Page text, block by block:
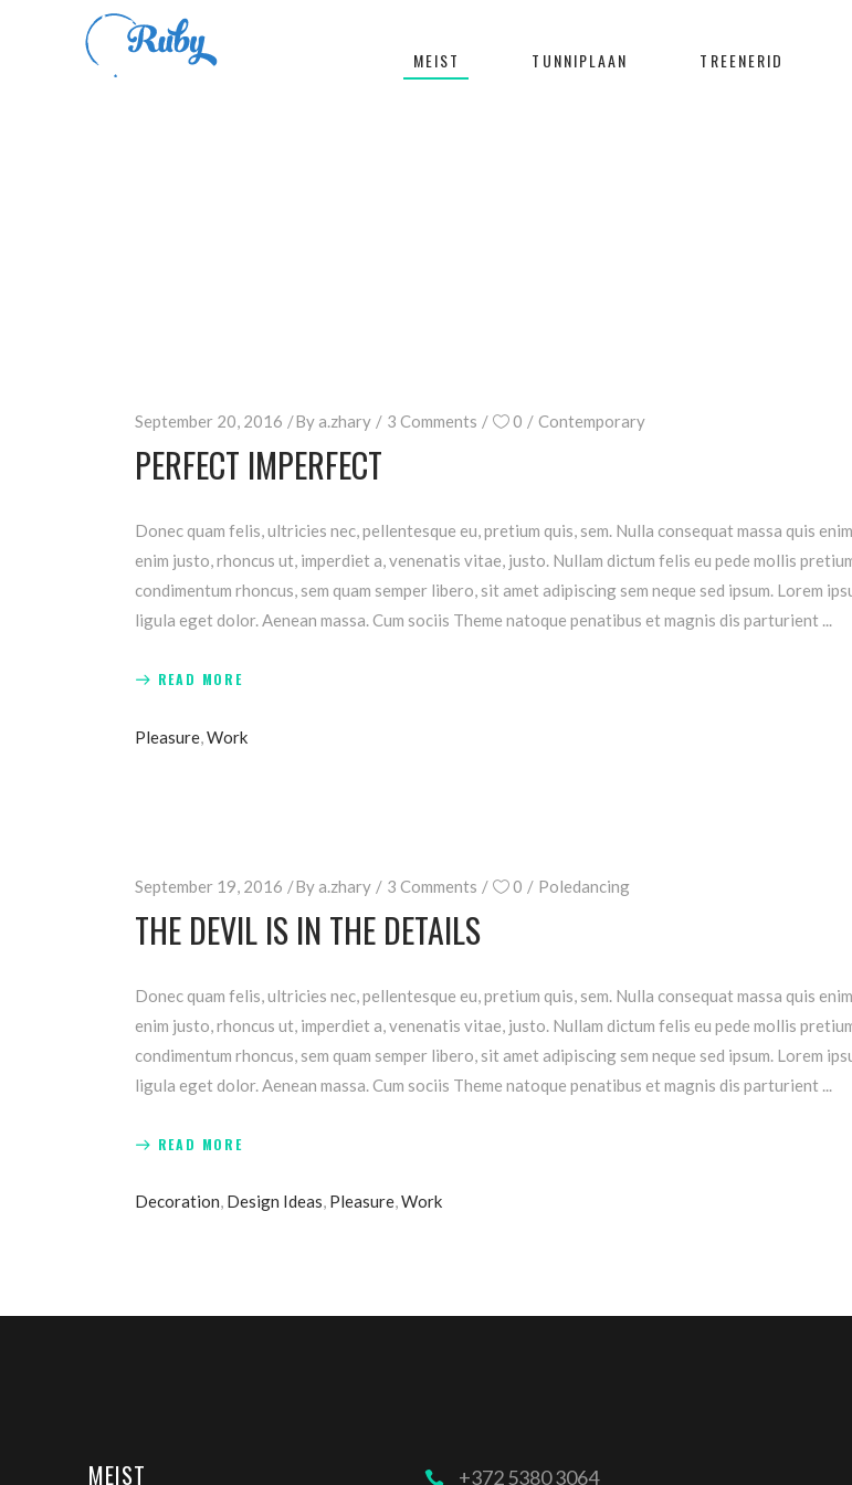
MEIST TUNNIPLAAN TREENERID
September 20, 2016 Bya.zhary 3 Comments 0 Contemporary
PERFECT IMPERFECT
Donec quam felis, ultricies nec, pellentesque eu, pretium quis, sem. Nulla consequat massa quis
enim justo, rhoncus ut, imperdiet a, venenatis vitae, justo. Nullam dictum felis eu pede mollis
condimentum rhoncus, sem quam semper libero, sit amet adipiscing sem neque sed ipsum. Lorem
ligula eget dolor. Aenean massa. Cum sociis Theme natoque penatibus et magnis dis parturient
READ MORE
Pleasure,Work
September 19, 2016 Bya.zhary 3 Comments 0 Poledancing
THE DEVIL IS IN THE DETAILS
Donec quam felis, ultricies nec, pellentesque eu, pretium quis, sem. Nulla consequat massa quis
enim justo, rhoncus ut, imperdiet a, venenatis vitae, justo. Nullam dictum felis eu pede mollis
condimentum rhoncus, sem quam semper libero, sit amet adipiscing sem neque sed ipsum. Lorem
ligula eget dolor. Aenean massa. Cum sociis Theme natoque penatibus et magnis dis parturient
READ MORE
Decoration, Design Ideas, Pleasure,Work
MEIST +372 5380 3064